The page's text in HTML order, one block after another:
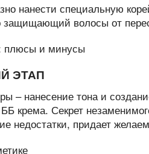
нанести специальную
защищающий волосы от
ЭТАП
– нанесение тона и
крема. Секрет
недостатки, придает